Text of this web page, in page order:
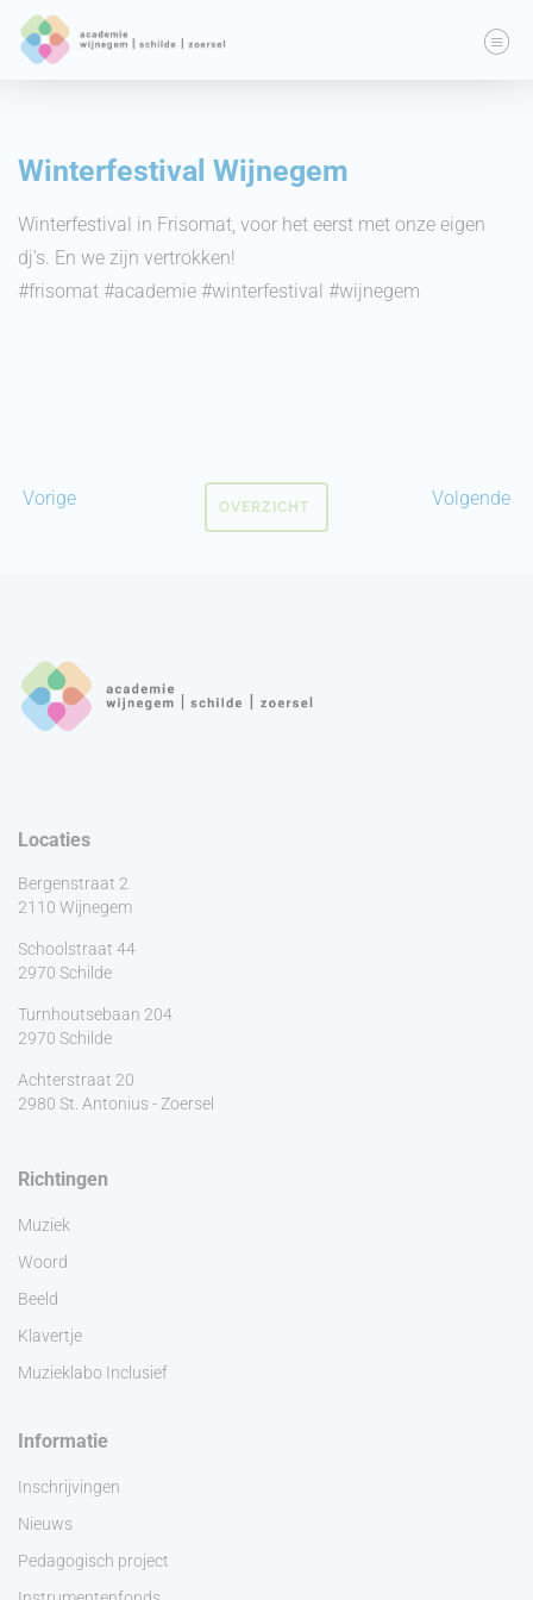
Winterfestival Wijnegem
Winterfestival in Frisomat, voor het eerst met onze eigen
dj’s. En we zijn vertrokken!
#frisomat #academie #winterfestival #wijnegem
Vorige Volgende
OVERZICHT
Locaties
Bergenstraat 2
2110 Wijnegem
Schoolstraat 44
2970 Schilde
Turnhoutsebaan 204
2970 Schilde
Achterstraat 20
2980 St. Antonius - Zoersel
Richtingen
Muziek
Woord
Beeld
Klavertje
Muzieklabo Inclusief
Informatie
Inschrijvingen
Nieuws
Pedagogisch project